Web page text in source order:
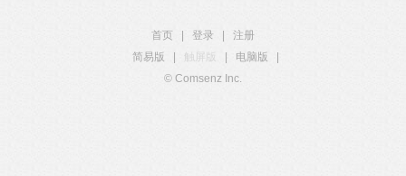
首页 登录
注册
简易版
触屏版 电脑版
© Comsenz Inc.